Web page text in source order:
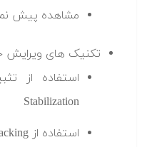
مشاهده پیش
تکنیک های ویرایش
Stabilization
استفاده از Single-Point Motion Tracking